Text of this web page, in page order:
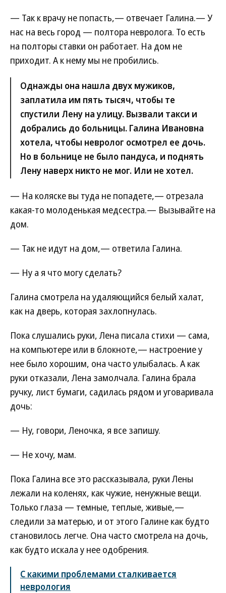
— Так к врачу не попасть,— отвечает Галина.— У
нас на весь город — полтора невролога. То есть
на полторы ставки он работает. На дом не
приходит. А к нему мы не пробились.
Однажды она нашла двух мужиков,
заплатила им пять тысяч, чтобы те
спустили Лену на улицу. Вызвали такси и
добрались до больницы. Галина Ивановна
хотела, чтобы невролог осмотрел ее дочь.
Но в больнице не было пандуса, и поднять
Лену наверх никто не мог. Или не хотел.
— На коляске вы туда не попадете,— отрезала
какая-то молоденькая медсестра.— Вызывайте на
дом.
— Так не идут на дом,— ответила Галина.
— Ну а я что могу сделать?
Галина смотрела на удаляющийся белый халат,
как на дверь, которая захлопнулась.
Пока слушались руки, Лена писала стихи — сама,
на компьютере или в блокноте,— настроение у
нее было хорошим, она часто улыбалась. А как
руки отказали, Лена замолчала. Галина брала
ручку, лист бумаги, садилась рядом и уговаривала
дочь:
— Ну, говори, Леночка, я все запишу.
— Не хочу, мам.
Пока Галина все это рассказывала, руки Лены
лежали на коленях, как чужие, ненужные вещи.
Только глаза — темные, теплые, живые,—
следили за матерью, и от этого Галине как будто
становилось легче. Она часто смотрела на дочь,
как будто искала у нее одобрения.
С какими проблемами сталкивается
неврология